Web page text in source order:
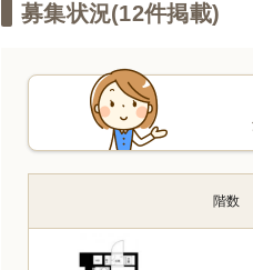
募集状況(12件掲載)
階数